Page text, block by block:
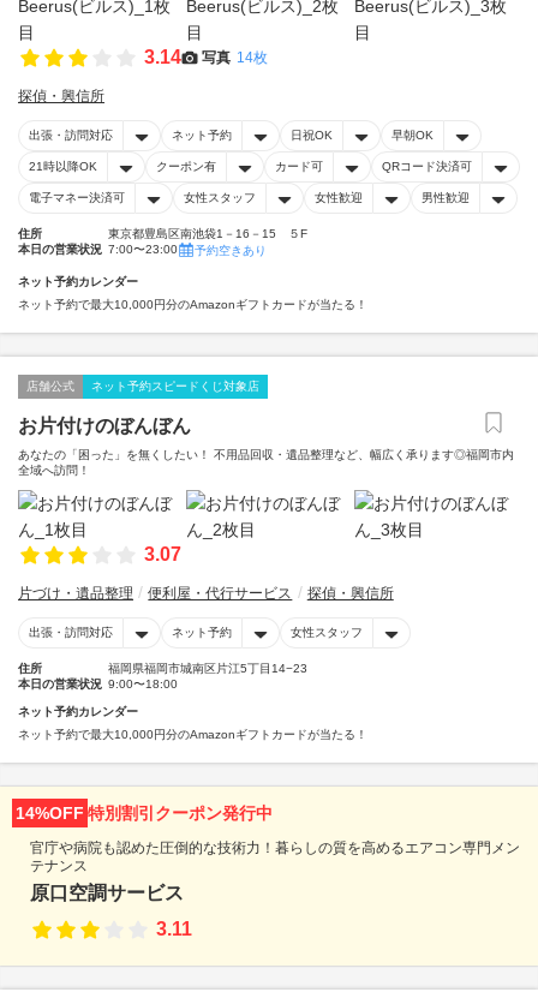
3.14 写真 14枚
探偵・興信所
出張・訪問対応 ネット予約 日祝OK 早朝OK
21時以降OK クーポン有 カード可 QRコード決済可
電子マネー決済可 女性スタッフ 女性歓迎 男性歓迎
住所
東京都豊島区南池袋1－16－15 ５F
本日の営業状況 7:00〜23:00 予約空きあり
ネット予約カレンダー
ネット予約で最大10,000円分のAmazonギフトカードが当たる！
店舗公式 ネット予約スピードくじ対象店
お片付けのぼんぼん
あなたの「困った」を無くしたい！ 不用品回収・遺品整理など、幅広く承ります◎福岡市内
全域へ訪問！
3.07
片づけ・遺品整理 便利屋・代行サービス 探偵・興信所
出張・訪問対応 ネット予約 女性スタッフ
住所
福岡県福岡市城南区片江5丁目14−23
本日の営業状況 9:00〜18:00
ネット予約カレンダー
ネット予約で最大10,000円分のAmazonギフトカードが当たる！
14%OFF 特別割引クーポン発行中
官庁や病院も認めた圧倒的な技術力！暮らしの質を高めるエアコン専門メン
テナンス
原口空調サービス
3.11